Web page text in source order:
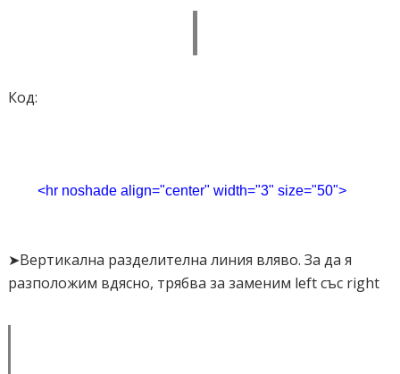
Код:
<hr noshade align="center" width="3" size="50">
➤Вертикална разделителна линия вляво. За да я
разположим вдясно, трябва за заменим left със right